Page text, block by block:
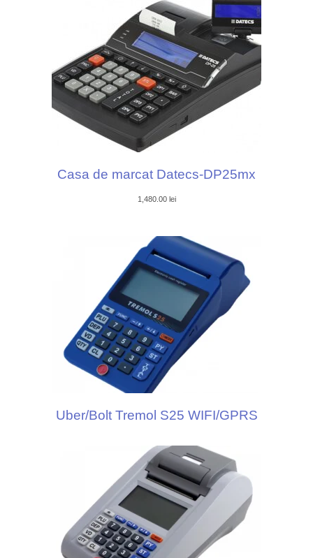
Casa de marcat Datecs-DP25mx
1,480.00 lei
Uber/Bolt Tremol S25 WIFI/GPRS